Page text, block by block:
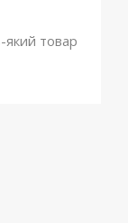
який товар